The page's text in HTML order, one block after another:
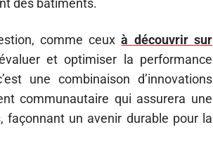
des bâtiments.
comme ceuxà découvrir sur
et optimiser la performance
une combinaison d’innovations
communautaire qui assurera une
un avenir durable pour la